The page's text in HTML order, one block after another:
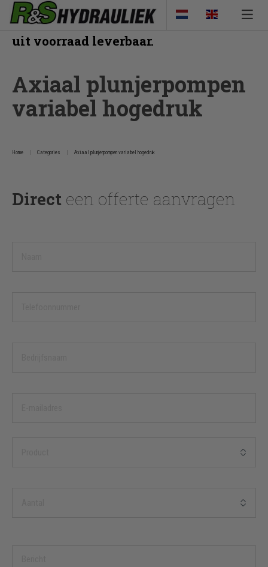
Veel van onze producten zijn direct
uit voorraad leverbaar.
Axiaal plunjerpompen
variabel hogedruk
Home Categories Axiaal plunjerpompen variabel hogedruk
Direct een offerte aanvragen